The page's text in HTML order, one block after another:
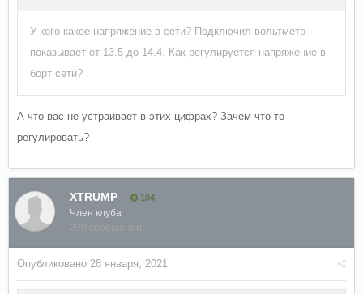
У кого какое напряжение в сети? Подключил вольтметр
показывает от 13.5 до 14.4. Как регулируется напряжение в
борт сети?
А что вас не устраивает в этих цифрах? Зачем что то
регулировать?
XTRUMP 104
Член клуба
200 сообщений
Опубликовано 28 января, 2021